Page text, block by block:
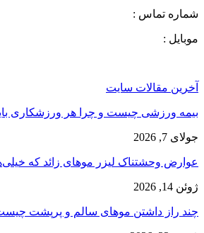
شماره تماس :
موبایل :
آخرین مقالات سایت
بیمه ورزشی چیست و چرا هر ورزشکاری
جولای 7, 2026
عوارض وحشتناک لیزر موهای زائد که
ژوئن 14, 2026
چند راز داشتن موهای سالم و پرپشت